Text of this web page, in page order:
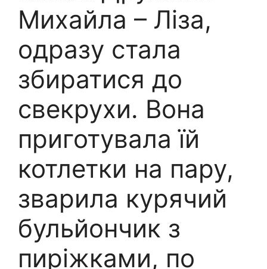
Михайла – Ліза,
одразу стала
збиратися до
свекрухи. Вона
приготувала їй
котлетки на пару,
зварила курячий
бульйончик з
пиріжками, по